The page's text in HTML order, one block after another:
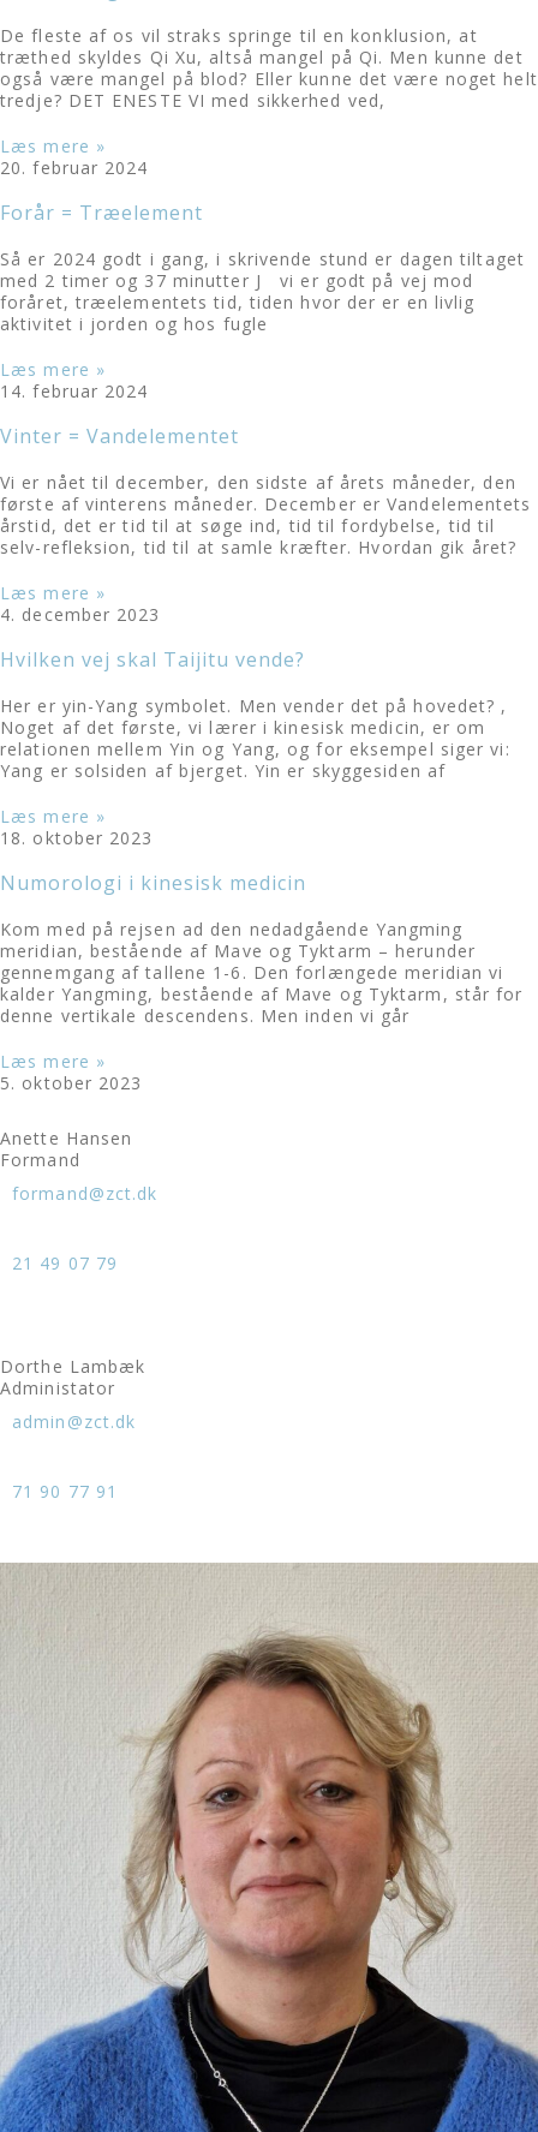
De fleste af os vil straks springe til en konklusion, at
træthed skyldes Qi Xu, altså mangel på Qi. Men kunne det
også være mangel på blod? Eller kunne det være noget helt
tredje? DET ENESTE VI med sikkerhed ved,
Læs mere »
20. februar 2024
Forår = Træelement
Så er 2024 godt i gang, i skrivende stund er dagen tiltaget
med 2 timer og 37 minutter J vi er godt på vej mod
foråret, træelementets tid, tiden hvor der er en livlig
aktivitet i jorden og hos fugle
Læs mere »
14. februar 2024
Vinter = Vandelementet
Vi er nået til december, den sidste af årets måneder, den
første af vinterens måneder. December er Vandelementets
årstid, det er tid til at søge ind, tid til fordybelse, tid til
selv-refleksion, tid til at samle kræfter. Hvordan gik året?
Læs mere »
4. december 2023
Hvilken vej skal Taijitu vende?
Her er yin-Yang symbolet. Men vender det på hovedet? ,
Noget af det første, vi lærer i kinesisk medicin, er om
relationen mellem Yin og Yang, og for eksempel siger vi:
Yang er solsiden af bjerget. Yin er skyggesiden af
Læs mere »
18. oktober 2023
Numorologi i kinesisk medicin
Kom med på rejsen ad den nedadgående Yangming
meridian, bestående af Mave og Tyktarm – herunder
gennemgang af tallene 1-6. Den forlængede meridian vi
kalder Yangming, bestående af Mave og Tyktarm, står for
denne vertikale descendens. Men inden vi går
Læs mere »
5. oktober 2023
Anette Hansen
Formand
formand@zct.dk
21 49 07 79
Dorthe Lambæk
Administator
admin@zct.dk
71 90 77 91